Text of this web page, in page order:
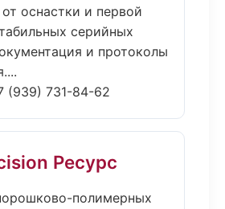
оснастки и первой
серийных
и протоколы
(939) 731-84-62
Ресурс
полимерных